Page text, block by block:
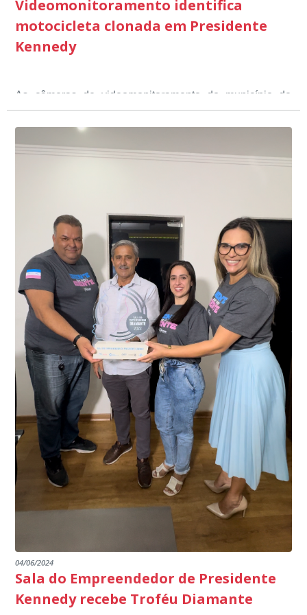
Videomonitoramento identifica
motocicleta clonada em Presidente
Kennedy
As câmeras de videomonitoramento do município de
Presidente Kennedy identificaram neste fim de semana,
01 de junho, uma motocicleta com indícios de
adulteração, imediatamente, a central de
videomonitoramento acionou a Guarda Civil Municipal,
Durante a abordagem a adulteração foi comprovada,
através da conferência do Chassi, a motocicleta, bem
conta do sistema de videomonitoramento instalado
recentemente em todo o município de Presidente
Kennedy, o sistema é integrado com outros municípios
do país, sendo possível a identificação de veículos por
meio do cruzamento de informações, nesse caso
específico, com dados de uma cidade do Estado do Rio
de Janeiro.
“Mais de 100 câmeras foram instaladas na sede e no
interior de Presidente Kennedy, garantindo mais
segurança à população, seja nas ruas, no comércio, os
produtores agropecuários. Estamos no rumo certo,
parabéns a todos os servidores que contribuem para a
segurança da nossa cidade”, destaca o prefeito Dorlei
Fontão.
04/06/2024
Sala do Empreendedor de Presidente
Kennedy recebe Troféu Diamante